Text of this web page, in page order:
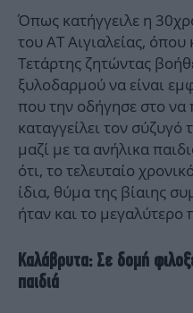
Όπως κατήγγειλε η
του ΑΤ Αιγιαλείας,
Τετάρτης ζητώντας
ξυλοδαρμού να είναι
που την οδήγησε στο
καταγγείλει τον σύζυγό
μαζί με τα ανήλικα
ότι, το τελευταίο
ίδια, θύμα της βίαιης
ήταν και το μεγαλύτερο
Καλάβρυτα: Σε δομή
παιδιά